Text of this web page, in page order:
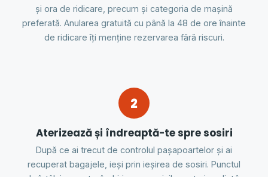
și ora de ridicare, precum și categoria de mașină
preferată. Anularea gratuită cu până la 48 de ore înainte
de ridicare îți menține rezervarea fără riscuri.
2
Aterizează și îndreaptă-te spre sosiri
După ce ai trecut de controlul pașapoartelor și ai
recuperat bagajele, ieși prin ieșirea de sosiri. Punctul